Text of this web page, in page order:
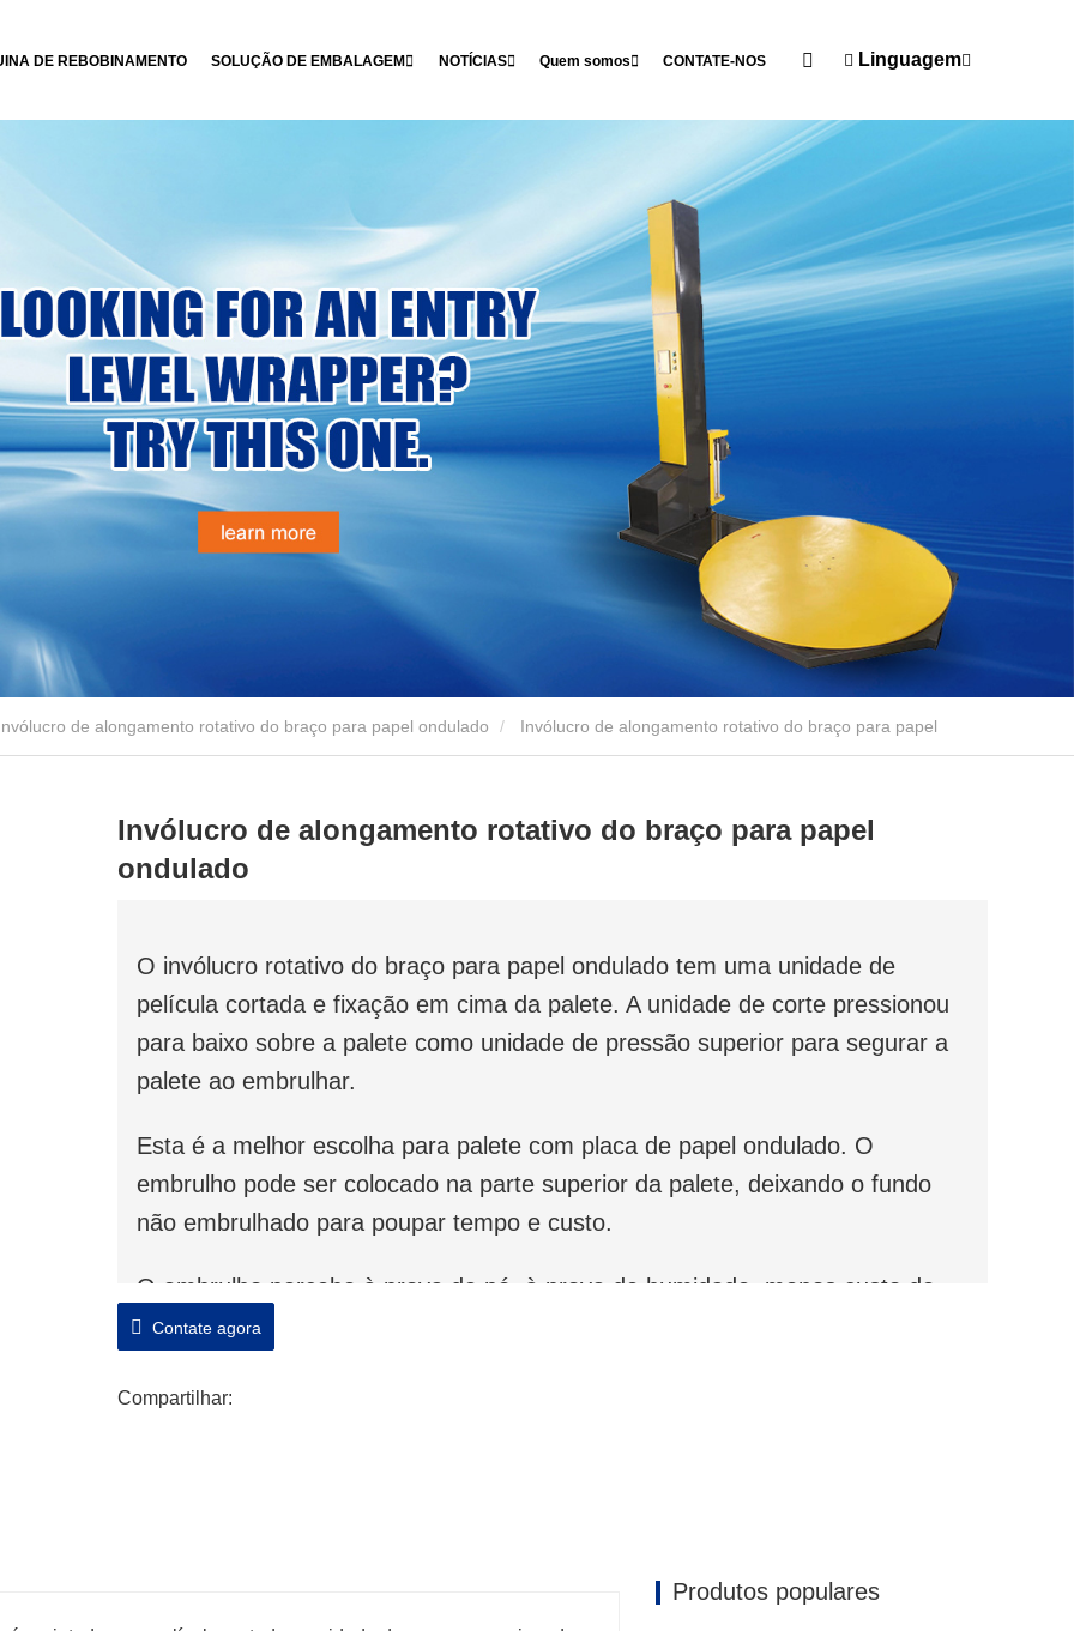
DE REBOBINAMENTO SOLUÇÃO DE EMBALAGEM NOTÍCIAS Quem somos CONTATE-NOS Linguagem
de alongamento rotativo do braço para papel ondulado
Invólucro de alongamento rotativo do braço para papel
ondulado
O invólucro rotativo do braço para papel ondulado tem uma unidade de
película cortada e fixação em cima da palete. A unidade de corte pressionou
para baixo sobre a palete como unidade de pressão superior para segurar a
palete ao embrulhar.
Esta é a melhor escolha para palete com placa de papel ondulado. O
embrulho pode ser colocado na parte superior da palete, deixando o fundo
não embrulhado para poupar tempo e custo.
O embrulho percebe à prova de pó, à prova de humidade, menos custo de
embalagem, melhora a eficiência da embalagem e reduz a perda de produto
Contate agora
Compartilhar:
Produtos populares